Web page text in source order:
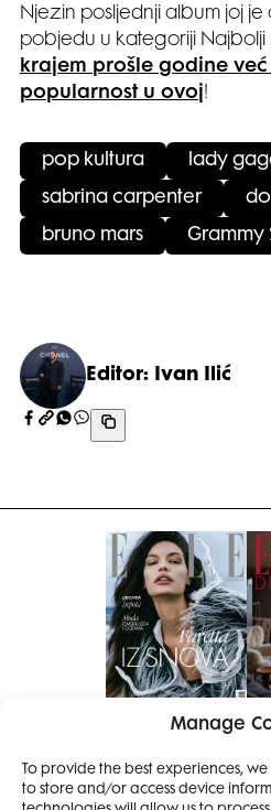
Manage
To provide the best experiences,
to store and/or access device
Njezin posljednji album joj
pobjedu u kategoriji Najbolji
krajem prošle godine
popularnost u ovoj !
pop kultura lady
sabrina carpenter
bruno mars Grammy
Editor: Ivan Ilić
Pretplati se